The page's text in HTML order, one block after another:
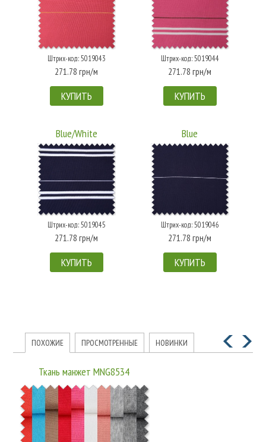
Штрих-код: 5019043
271.78 грн/м
КУПИТЬ
Штрих-код: 5019044
271.78 грн/м
КУПИТЬ
Blue/White
Штрих-код: 5019045
271.78 грн/м
КУПИТЬ
Blue
Штрих-код: 5019046
271.78 грн/м
КУПИТЬ
ПОХОЖИЕ ПРОСМОТРЕННЫЕ НОВИНКИ
Ткань манжет MNG8534